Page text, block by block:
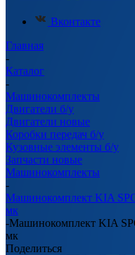
Вконтакте
Главная
-
Каталог
-
Машинокомплекты
Двигатели б/у
Двигатели новые
Коробки передач б/у
Кузовные элементы б/у
Запчасти новые
Машинокомплекты
-
Машинокомплект KIA
мк
-Машинокомплект KIA
мк
Поделиться